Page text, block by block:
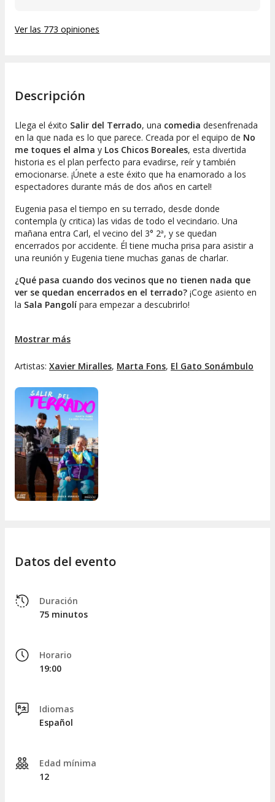
Ver las 773 opiniones
Descripción
Llega el éxito Salir del Terrado, una comedia desenfrenada
en la que nada es lo que parece. Creada por el equipo de No
me toques el alma y Los Chicos Boreales, esta divertida
historia es el plan perfecto para evadirse, reír y también
emocionarse. ¡Únete a este éxito que ha enamorado a los
espectadores durante más de dos años en cartel!
Eugenia pasa el tiempo en su terrado, desde donde
contempla (y critica) las vidas de todo el vecindario. Una
mañana entra Carl, el vecino del 3° 2ª, y se quedan
encerrados por accidente. Él tiene mucha prisa para asistir a
una reunión y Eugenia tiene muchas ganas de charlar.
¿Qué pasa cuando dos vecinos que no tienen nada que
ver se quedan encerrados en el terrado? ¡Coge asiento en
la Sala Pangolí para empezar a descubrirlo!
Intérpretes:Marta Fons y Xavier Miralles
Mostrar más
Artistas: Xavier Miralles, Marta Fons, El Gato Sonámbulo
Datos del evento
Duración
75 minutos
Horario
19:00
Idiomas
Español
Edad mínima
12